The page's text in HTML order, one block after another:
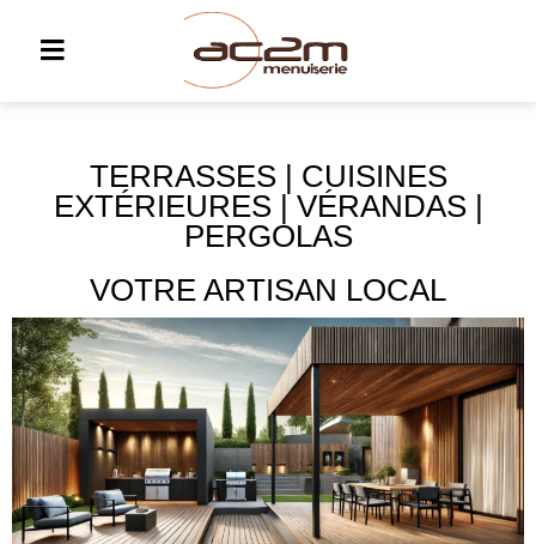
TERRASSES | CUISINES
EXTÉRIEURES | VÉRANDAS |
PERGOLAS
VOTRE ARTISAN LOCAL